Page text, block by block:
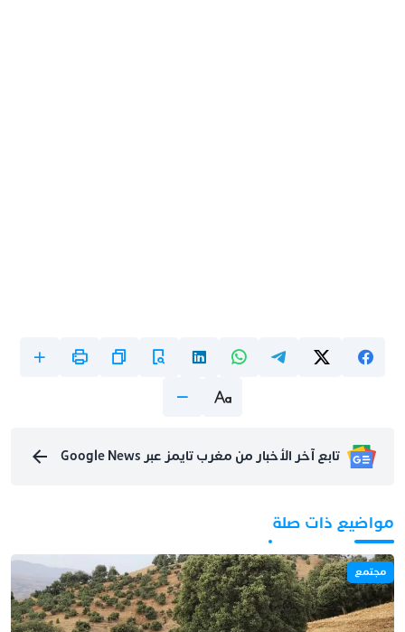
تابع آخر الأخبار من مغرب تايمز عبر Google News
مواضيع ذات صلة
مجتمع